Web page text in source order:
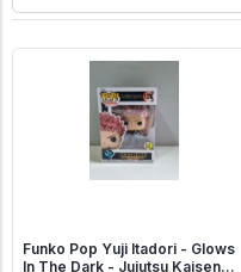
Funko Pop Yuji Itadori - Glows
In The Dark - Jujutsu Kaisen